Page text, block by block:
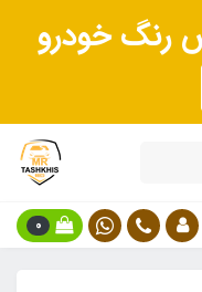
رنگ خودرو
0